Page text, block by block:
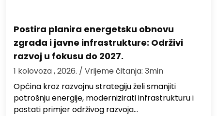
Postira planira energetsku obnovu
zgrada i javne infrastrukture: Održivi
razvoj u fokusu do 2027.
1 kolovoza , 2026. / Vrijeme čitanja: 3min
Općina kroz razvojnu strategiju želi smanjiti
potrošnju energije, modernizirati infrastrukturu i
postati primjer održivog razvoja…